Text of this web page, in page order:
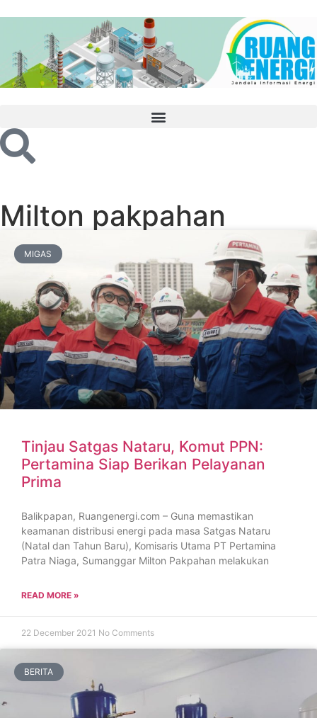
Milton pakpahan
MIGAS
Tinjau Satgas Nataru, Komut PPN:
Pertamina Siap Berikan Pelayanan
Prima
Balikpapan, Ruangenergi.com – Guna memastikan
keamanan distribusi energi pada masa Satgas Nataru
(Natal dan Tahun Baru), Komisaris Utama PT Pertamina
Patra Niaga, Sumanggar Milton Pakpahan melakukan
READ MORE »
22 December 2021 No Comments
BERITA